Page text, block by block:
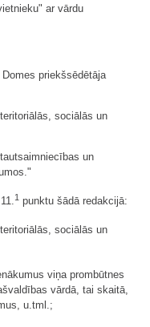
ar vārdu
priekšsēdētāja
sociālās un
un
1 punktu šādā redakcijā:
sociālās un
viņa prombūtnes
vārdā, tai skaitā,
u.tml.;